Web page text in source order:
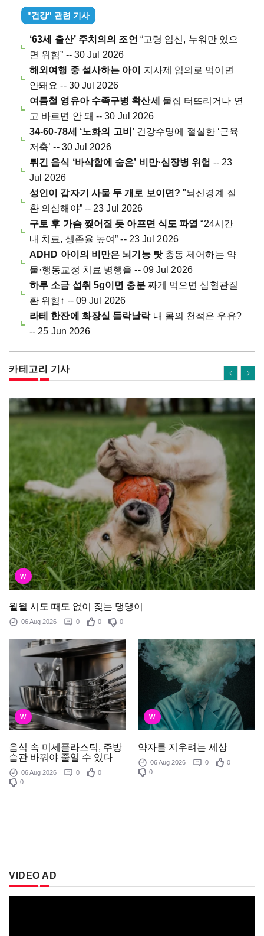
"건강" 관련 기사
‘63세 출산’ 주치의의 조언 “고령 임신, 누워만 있으
면 위험” -- 30 Jul 2026
해외여행 중 설사하는 아이
지사제 임의로 먹이면
안돼요 -- 30 Jul 2026
여름철 영유아 수족구병 확산세
물집 터뜨리거나 연
고 바르면 안 돼 -- 30 Jul 2026
34-60-78세 ‘노화의 고비’건강수명에 절실한 ‘근육
저축’ -- 30 Jul 2026
튀긴 음식 ‘바삭함에 숨은’ 비만·심장병 위험 -- 23
Jul 2026
성인이 갑자기 사물 두 개로 보이면?"뇌신경계 질
환 의심해야” -- 23 Jul 2026
구토 후 가슴 찢어질 듯 아프면 식도 파열 “24시간
내 치료, 생존율 높여” -- 23 Jul 2026
ADHD 아이의 비만은 뇌기능 탓충동 제어하는 약
물·행동교정 치료 병행을 -- 09 Jul 2026
하루 소금 섭취 5g이면 충분짜게 먹으면 심혈관질
환 위험↑ -- 09 Jul 2026
라테 한잔에 화장실 들락날락내 몸의 천적은 우유?
-- 25 Jun 2026
카테고리 기사
W
월월 시도 때도 없이 짖는 댕댕이
06 Aug 2026 0 0 0
W
음식 속 미세플라스틱, 주방
습관 바꿔야 줄일 수 있다
06 Aug 2026 0
0
0
W
약자를 지우려는 세상
06 Aug 2026 0
0
0
VIDEO AD